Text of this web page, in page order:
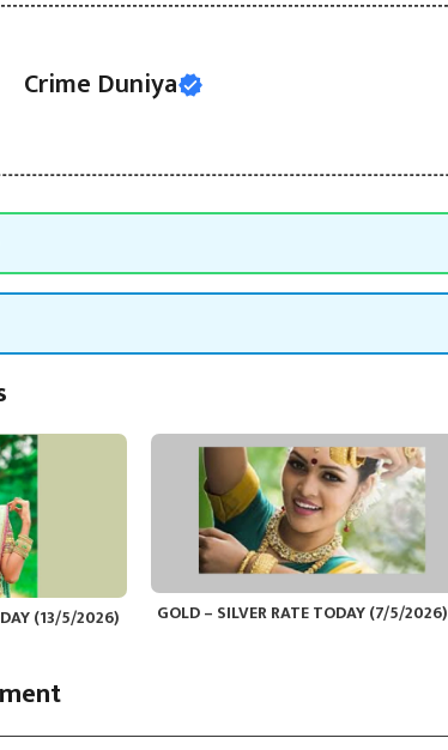
Crime Duniya
(13/5/2026) GOLD – SILVER RATE TODAY (7/5/2026)